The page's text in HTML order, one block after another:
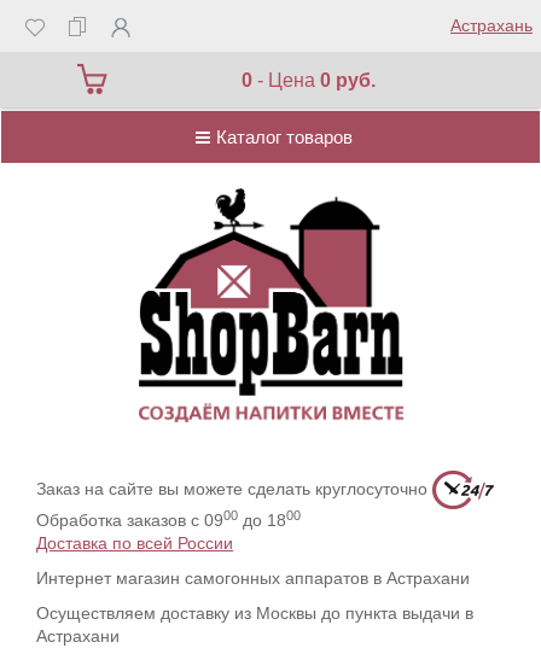
Астрахань
0 - Цена0 руб.
Каталог товаров
Каталог товаров
Заказ на сайте вы можете сделать круглосуточно
Обработка заказов с 0900 до 1800
Доставка по всей России
Интернет магазин самогонных аппаратов в Астрахани
Осуществляем доставку из Москвы до пункта выдачи в
Астрахани